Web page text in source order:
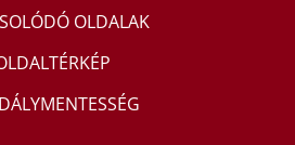
OLDALAK